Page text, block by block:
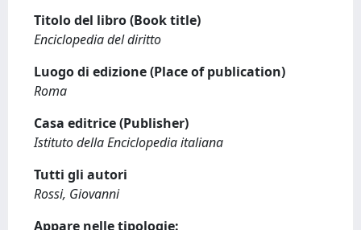
Titolo del libro (Book title)
Enciclopedia del diritto
Luogo di edizione (Place of publication)
Roma
Casa editrice (Publisher)
Istituto della Enciclopedia italiana
Tutti gli autori
Rossi, Giovanni
Appare nelle tipologie: